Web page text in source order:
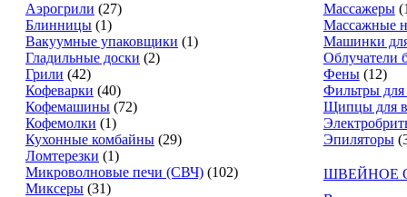
Аэрогрили (27)
Блинницы (1)
Вакуумные упаковщики (1)
Гладильные доски (2)
Грили (42)
Кофеварки (40)
Кофемашины (72)
Кофемолки (1)
Кухонные комбайны (29)
Ломтерезки (1)
Микроволновые печи (СВЧ) (102)
Миксеры (31)
Массажеры
Массажные
Машинки
Облучатели
Фены (12)
Фильтры
Щипцы для
Эпиляторы
ШВЕЙНОЕ